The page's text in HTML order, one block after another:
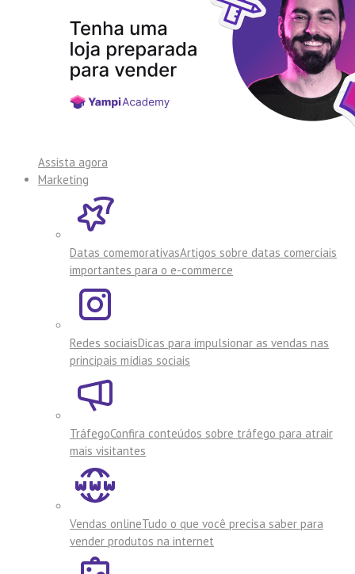
Assista agora
Marketing
Datas comemorativasArtigos sobre datas comerciais
importantes para o e-commerce
Redes sociaisDicas para impulsionar as vendas nas
principais mídias sociais
TráfegoConfira conteúdos sobre tráfego para atrair
mais visitantes
Vendas onlineTudo o que você precisa saber para
vender produtos na internet